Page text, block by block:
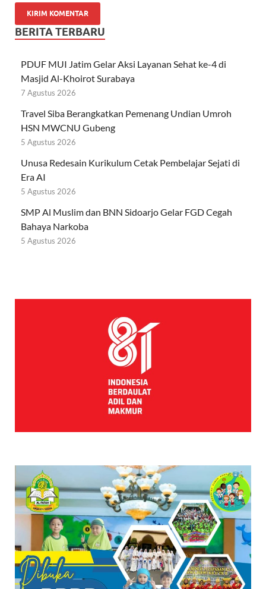
BERITA TERBARU
PDUF MUI Jatim Gelar Aksi Layanan Sehat ke-4 di
Masjid Al-Khoirot Surabaya
7 Agustus 2026
Travel Siba Berangkatkan Pemenang Undian Umroh
HSN MWCNU Gubeng
5 Agustus 2026
Unusa Redesain Kurikulum Cetak Pembelajar Sejati di
Era AI
5 Agustus 2026
SMP Al Muslim dan BNN Sidoarjo Gelar FGD Cegah
Bahaya Narkoba
5 Agustus 2026